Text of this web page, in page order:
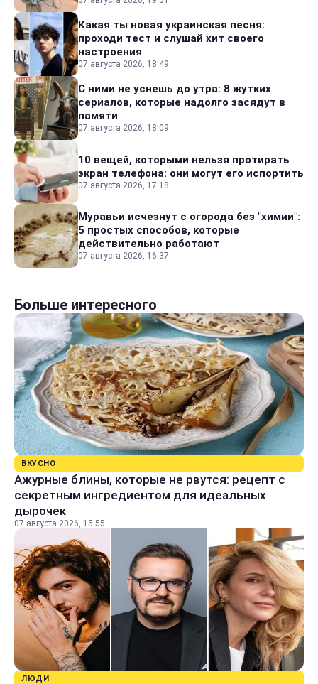
Какая ты новая украинская песня:
проходи тест и слушай хит своего
настроения
07 августа 2026, 18:49
С ними не уснешь до утра: 8 жутких
сериалов, которые надолго засядут в
памяти
07 августа 2026, 18:09
10 вещей, которыми нельзя протирать
экран телефона: они могут его испортить
07 августа 2026, 17:18
Муравьи исчезнут с огорода без "химии":
5 простых способов, которые
действительно работают
07 августа 2026, 16:37
Больше интересного
ВКУСНО
Ажурные блины, которые не рвутся: рецепт с
секретным ингредиентом для идеальных
дырочек
07 августа 2026, 15:55
ЛЮДИ